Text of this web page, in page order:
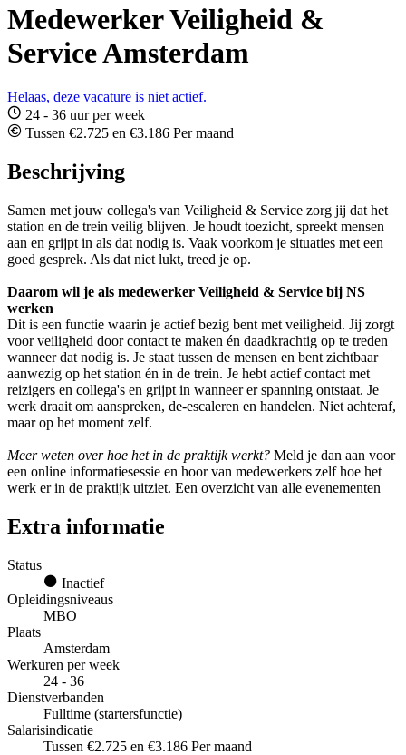
Medewerker Veiligheid &
Service Amsterdam
Helaas, deze vacature is niet actief.
24 - 36 uur per week
Tussen €2.725 en €3.186 Per maand
Beschrijving
Samen met jouw collega's van Veiligheid & Service zorg jij dat het
station en de trein veilig blijven. Je houdt toezicht, spreekt mensen
aan en grijpt in als dat nodig is. Vaak voorkom je situaties met een
goed gesprek. Als dat niet lukt, treed je op.
Daarom wil je als medewerker Veiligheid & Service bij NS
werken
Dit is een functie waarin je actief bezig bent met veiligheid. Jij zorgt
voor veiligheid door contact te maken én daadkrachtig op te treden
wanneer dat nodig is. Je staat tussen de mensen en bent zichtbaar
aanwezig op het station én in de trein. Je hebt actief contact met
reizigers en collega's en grijpt in wanneer er spanning ontstaat. Je
werk draait om aanspreken, de-escaleren en handelen. Niet achteraf,
maar op het moment zelf.
Meer weten over hoe het in de praktijk werkt? Meld je dan aan voor
een online informatiesessie en hoor van medewerkers zelf hoe het
werk er in de praktijk uitziet. Een overzicht van alle evenementen
Extra informatie
Status
Inactief
Opleidingsniveaus
MBO
Plaats
Amsterdam
Werkuren per week
24 - 36
Dienstverbanden
Fulltime (startersfunctie)
Salarisindicatie
Tussen €2.725 en €3.186 Per maand